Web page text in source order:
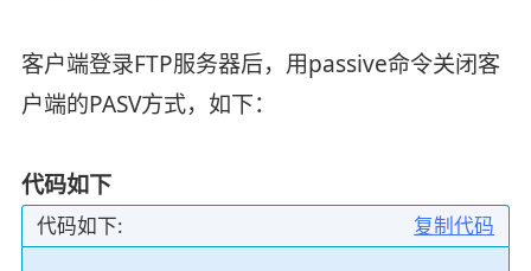
客户端登录FTP服务器后，用passive命令关闭客
户端的PASV方式，如下：
代码如下
复制代码
代码如下: